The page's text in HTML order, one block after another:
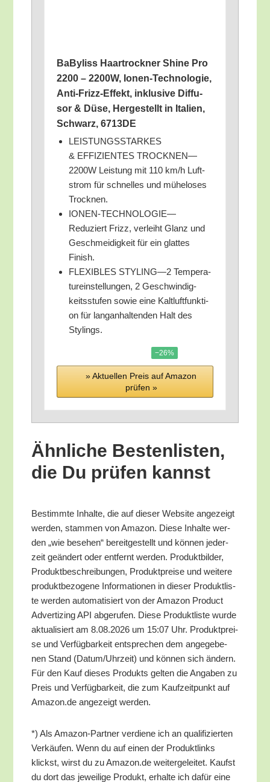
BaBy­liss Haar­trock­ner Shi­ne Pro
2200 – 2200W, Ionen-Tech­no­lo­gie,
Anti-Frizz-Effekt, inklu­si­ve Dif­fu­
sor & Düse, Her­ge­stellt in Ita­li­en,
Schwarz, 6713DE
LEISTUNGSSTARKES
& EFFIZIENTES TROCKNEN—
2200W Leis­tung mit 110 km/​h Luft­
strom für schnel­les und mühe­lo­ses
Trocknen.
IONEN-TECHNOLOGIE—
Reduziert Frizz, ver­leiht Glanz und
Geschmei­dig­keit für ein glat­tes
Finish.
FLEXIBLES STYLING—2 Tem­pe­ra­
tur­ein­stel­lun­gen, 2 Geschwin­dig­
keits­stu­fen sowie eine Kalt­luft­funk­ti­
on für lang­an­hal­ten­den Halt des
Stylings.
−26%
» Aktu­el­len Preis auf Ama­zon
prü­fen »
Ähn­li­che Bes­ten­lis­ten,
die Du prü­fen kannst
Bestimm­te Inhal­te, die auf die­ser Web­site ange­zeigt
wer­den, stam­men von Ama­zon. Die­se Inhal­te wer­
den „wie bese­hen“ bereit­ge­stellt und kön­nen jeder­
zeit geän­dert oder ent­fernt wer­den. Pro­dukt­bil­der,
Pro­dukt­be­schrei­bun­gen, Pro­dukt­prei­se und wei­te­re
pro­dukt­be­zo­ge­ne Infor­ma­tio­nen in die­ser Pro­dukt­lis­
te wer­den auto­ma­ti­siert von der Ama­zon Pro­duct
Adver­tiz­ing API abge­ru­fen. Die­se Pro­dukt­lis­te wur­de
aktua­li­siert am 8.08.2026 um 15:07 Uhr. Pro­dukt­prei­
se und Ver­füg­bar­keit ent­spre­chen dem ange­ge­be­
nen Stand (Datum/​Uhrzeit) und kön­nen sich ändern.
Für den Kauf die­ses Pro­dukts gel­ten die Anga­ben zu
Preis und Ver­füg­bar­keit, die zum Kauf­zeit­punkt auf
Amazon.de ange­zeigt werden.
*) Als Ama­zon-Part­ner ver­die­ne ich an qua­li­fi­zier­ten
Ver­käu­fen. Wenn du auf einen der Pro­dukt­links
klickst, wirst du zu Amazon.de wei­ter­ge­lei­tet. Kaufst
du dort das jewei­li­ge Pro­dukt, erhal­te ich dafür eine